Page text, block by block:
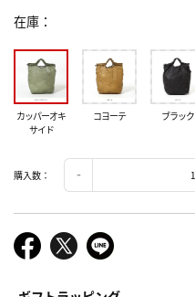
在庫
カッパーオキ
サイド
コヨーテ ブラック
購入数：